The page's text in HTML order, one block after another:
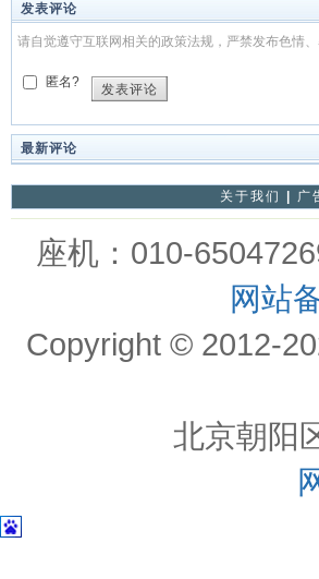
发表评论
请自觉遵守互联网相关的政策法规，严禁发布色情、
匿名?
发表评论
最新评论
关于我们 广
座机：010-
网站
Copyright © 2012-
北京朝阳